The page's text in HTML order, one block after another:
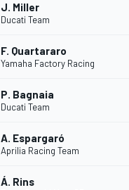
J. Miller
Ducati Team
F. Quartararo
Yamaha Factory Racing
P. Bagnaia
Ducati Team
A. Espargaró
Aprilia Racing Team
Á. Rins